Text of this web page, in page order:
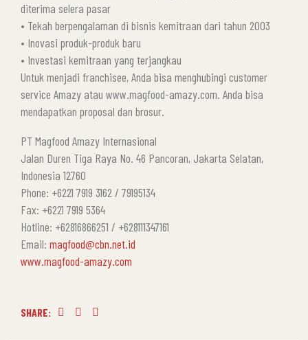
diterima selera pasar
• Tekah berpengalaman di bisnis kemitraan dari tahun 2003
• Inovasi produk-produk baru
• Investasi kemitraan yang terjangkau
Untuk menjadi franchisee, Anda bisa menghubingi customer
service Amazy atau www.magfood-amazy.com. Anda bisa
mendapatkan proposal dan brosur.
PT Magfood Amazy Internasional
Jalan Duren Tiga Raya No. 46 Pancoran, Jakarta Selatan,
Indonesia 12760
Phone: +6221 7919 3162 / 79195134
Fax: +6221 7919 5364
Hotline: +62816866251 / +628111347161
Email: magfood@cbn.net.id
www.magfood-amazy.com
SHARE: